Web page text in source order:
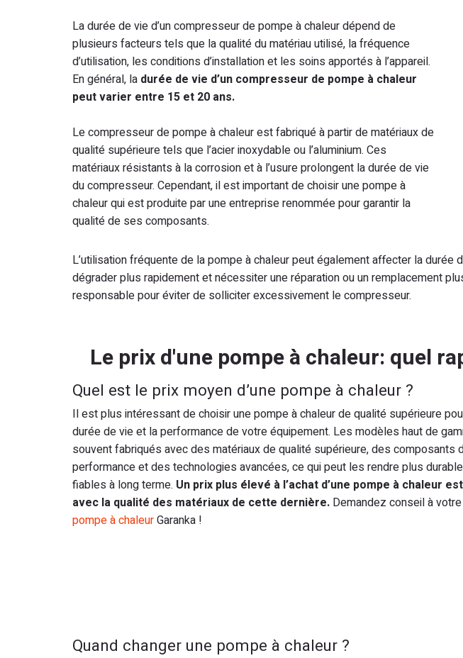
La durée de vie d’un compresseur de pompe à chaleur dépend de
plusieurs facteurs tels que la qualité du matériau utilisé, la fréquence
d’utilisation, les conditions d’installation et les soins apportés à l’appareil.
En général, la durée de vie d’un compresseur de pompe à chaleur
peut varier entre 15 et 20 ans.
Le compresseur de pompe à chaleur est fabriqué à partir de matériaux de
qualité supérieure tels que l’acier inoxydable ou l’aluminium. Ces
matériaux résistants à la corrosion et à l’usure prolongent la durée de vie
du compresseur. Cependant, il est important de choisir une pompe à
chaleur qui est produite par une entreprise renommée pour garantir la
qualité de ses composants.
L’utilisation fréquente de la pompe à chaleur peut également affecter la
dégrader plus rapidement et nécessiter une réparation ou un remplacement
responsable pour éviter de solliciter excessivement le compresseur.
Le prix d'une pompe à chaleur: quel
Quel est le prix moyen d’une pompe à chaleur ?
Il est plus intéressant de choisir une pompe à chaleur de qualité supérieure
durée de vie et la performance de votre équipement. Les modèles haut de
souvent fabriqués avec des matériaux de qualité supérieure, des composants
performance et des technologies avancées, ce qui peut les rendre plus
fiables à long terme. Un prix plus élevé à l’achat d’une pompe à chaleur
avec la qualité des matériaux de cette dernière. Demandez conseil à votre
pompe à chaleurGaranka !
Quand changer une pompe à chaleur ?